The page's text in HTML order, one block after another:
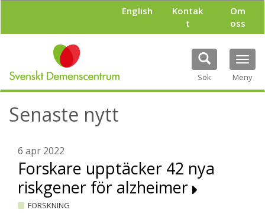
l
English
Kontak
t
Om
oss
Sök Meny
Senaste nytt
6 apr 2022
Forskare upptäcker 42 nya
riskgener för alzheimer
FORSKNING